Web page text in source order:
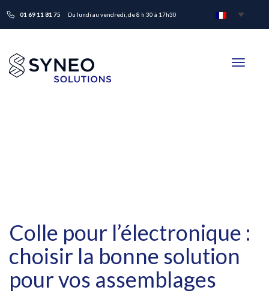
01 69 11 81 75 Du lundi au vendredi, de 8 h 30 à 17h30
Toggle
Colle pour l’électronique :
choisir la bonne solution
pour vos assemblages